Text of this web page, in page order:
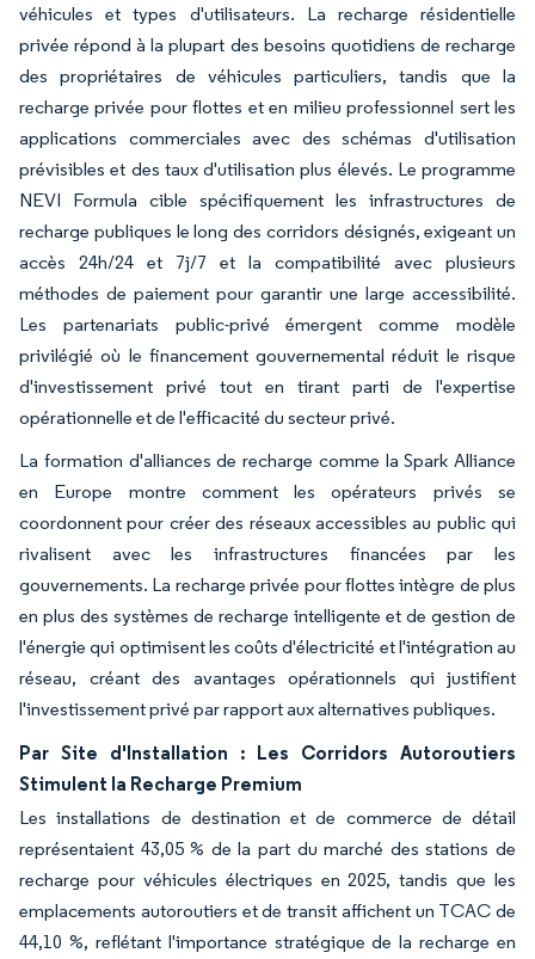
véhicules et types d'utilisateurs. La recharge résidentielle
privée répond à la plupart des besoins quotidiens de recharge
des propriétaires de véhicules particuliers, tandis que la
recharge privée pour flottes et en milieu professionnel sert les
applications commerciales avec des schémas d'utilisation
prévisibles et des taux d'utilisation plus élevés. Le programme
NEVI Formula cible spécifiquement les infrastructures de
recharge publiques le long des corridors désignés, exigeant un
accès 24h/24 et 7j/7 et la compatibilité avec plusieurs
méthodes de paiement pour garantir une large accessibilité.
Les partenariats public-privé émergent comme modèle
privilégié où le financement gouvernemental réduit le risque
d'investissement privé tout en tirant parti de l'expertise
opérationnelle et de l'efficacité du secteur privé.
La formation d'alliances de recharge comme la Spark Alliance
en Europe montre comment les opérateurs privés se
coordonnent pour créer des réseaux accessibles au public qui
rivalisent avec les infrastructures financées par les
gouvernements. La recharge privée pour flottes intègre de plus
en plus des systèmes de recharge intelligente et de gestion de
l'énergie qui optimisent les coûts d'électricité et l'intégration au
réseau, créant des avantages opérationnels qui justifient
l'investissement privé par rapport aux alternatives publiques.
Par Site d'Installation : Les Corridors Autoroutiers
Stimulent la Recharge Premium
Les installations de destination et de commerce de détail
représentaient 43,05 % de la part du marché des stations de
recharge pour véhicules électriques en 2025, tandis que les
emplacements autoroutiers et de transit affichent un TCAC de
44,10 %, reflétant l'importance stratégique de la recharge en